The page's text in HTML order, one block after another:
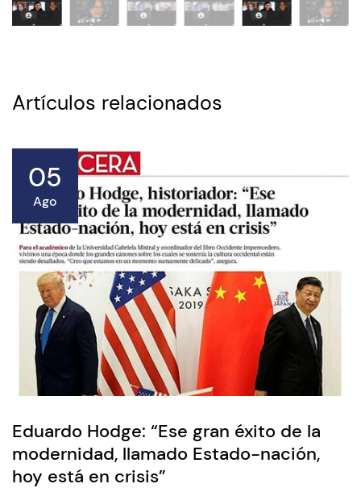
Artículos relacionados
05
Ago
Eduardo Hodge: “Ese gran éxito de la
modernidad, llamado Estado-nación,
hoy está en crisis”